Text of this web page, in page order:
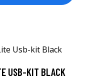
USB-KIT BLACK